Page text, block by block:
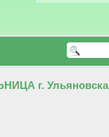
г. Ульяновска